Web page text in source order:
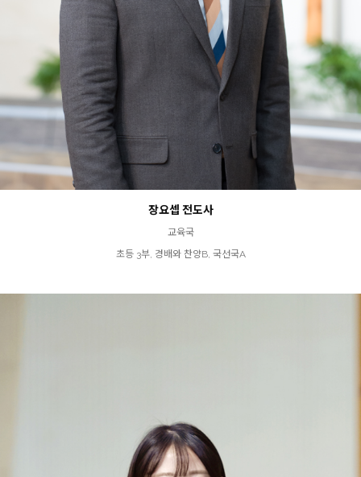
장요셉 전도사
교육국
초등 3부, 경배와 찬양B, 국선국A